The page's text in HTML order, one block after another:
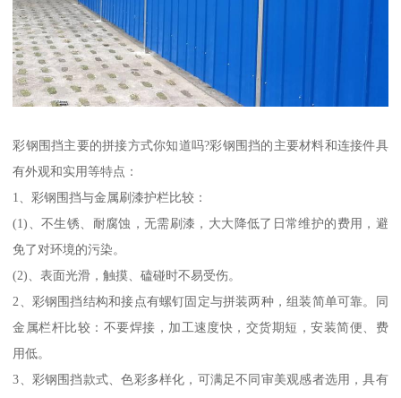
彩钢围挡主要的拼接方式你知道吗?彩钢围挡的主要材料和连接件具
有外观和实用等特点：
1、彩钢围挡与金属刷漆护栏比较：
(1)、不生锈、耐腐蚀，无需刷漆，大大降低了日常维护的费用，避
免了对环境的污染。
(2)、表面光滑，触摸、磕碰时不易受伤。
2、彩钢围挡结构和接点有螺钉固定与拼装两种，组装简单可靠。同
金属栏杆比较：不要焊接，加工速度快，交货期短，安装简便、费
用低。
3、彩钢围挡款式、色彩多样化，可满足不同审美观感者选用，具有